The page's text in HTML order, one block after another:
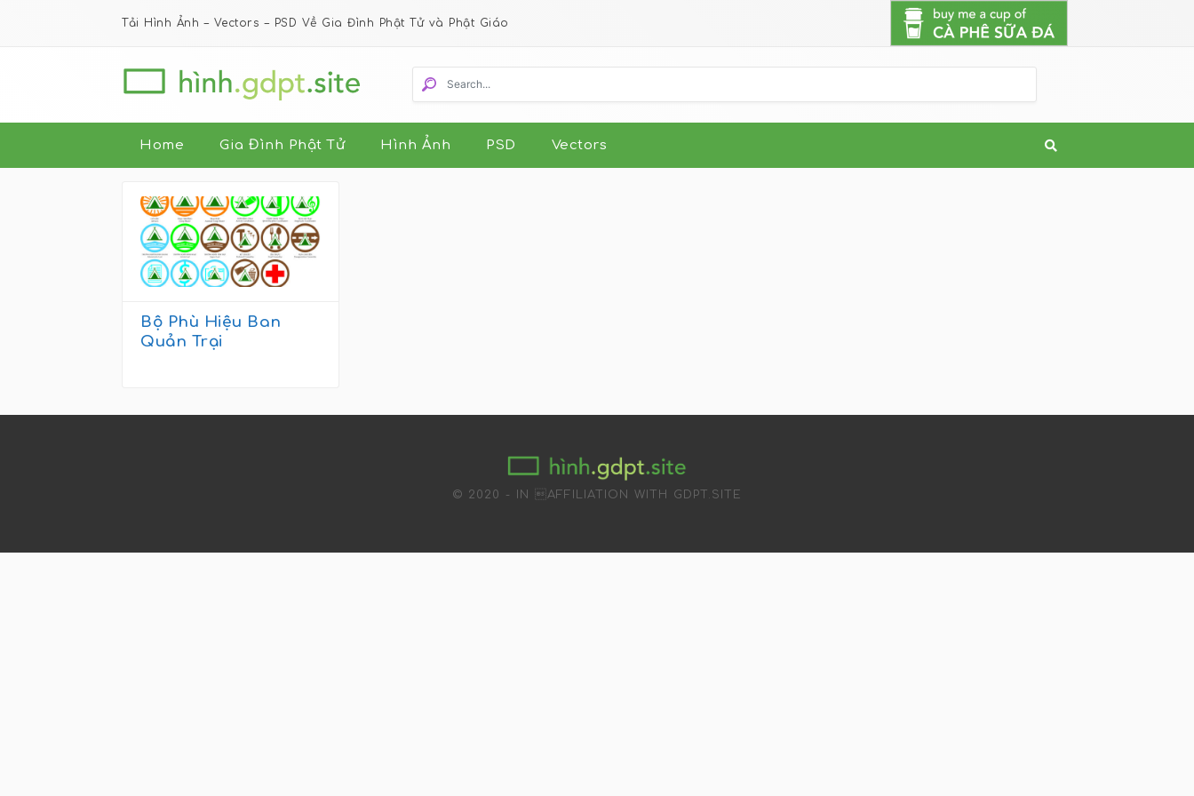
Tải Hình Ảnh – Vectors – PSD Về Gia Đình Phật Tử và Phật Giáo
Home Gia Đình Phật Tử Hình Ảnh PSD Vectors
Bộ Phù Hiệu Ban
Quản Trại
© 2020 - IN AFFILIATION WITH GDPT.SITE